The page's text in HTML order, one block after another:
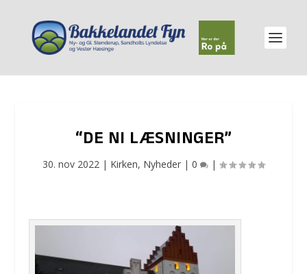
“DE NI LÆSNINGER”
30. nov 2022 | Kirken, Nyheder | 0 |